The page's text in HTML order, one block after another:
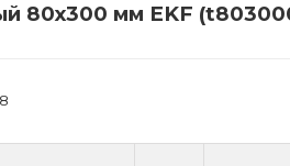
80х300 мм EKF